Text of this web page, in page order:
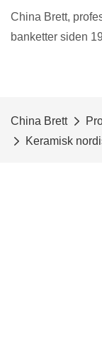
China Brett,
banketter siden
China Brett
Keramisk